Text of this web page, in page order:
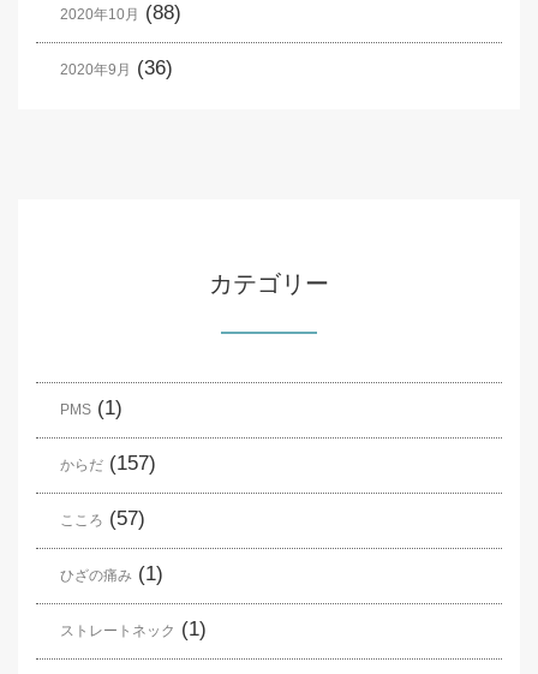
2020年10月 (88)
2020年9月 (36)
カテゴリー
PMS (1)
からだ (157)
こころ (57)
ひざの痛み (1)
ストレートネック (1)